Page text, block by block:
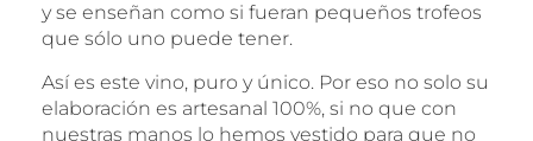
y se enseñan como si fueran pequeños trofeos
que sólo uno puede tener.
Así es este vino, puro y único. Por eso no solo su
elaboración es artesanal 100%, si no que con
nuestras manos lo hemos vestido para que no